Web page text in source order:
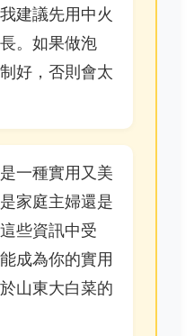
建議先用中火
。如果做泡
好，否則會太
一種實用又美
家庭主婦還是
些資訊中受
成為你的實用
山東大白菜的